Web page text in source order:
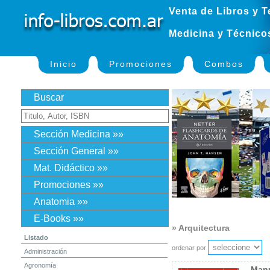
Venta de Libros y
Medicina y
Inicio Promociones Combos
Buscar
Sección Medicina »»
Sección General »»
Mat. Didáctico »»
Promociones »»
Anatomia »»
E-Books »»
Listado
Administración
Agronomía
» Arquitectura
ordenar por